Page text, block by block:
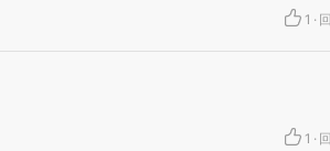
1 ·
1 ·